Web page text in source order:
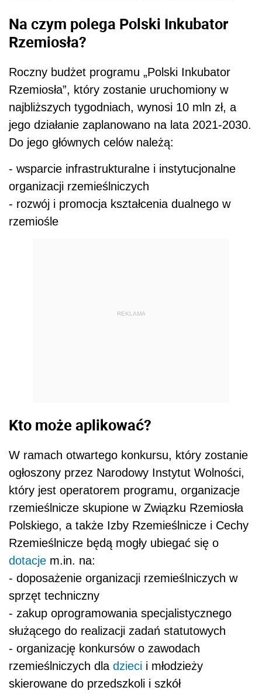
Na czym polega Polski Inkubator
Rzemiosła?
Roczny budżet programu „Polski Inkubator
Rzemiosła”, który zostanie uruchomiony w
najbliższych tygodniach, wynosi 10 mln zł, a
jego działanie zaplanowano na lata 2021-2030.
Do jego głównych celów należą:
- wsparcie infrastrukturalne i instytucjonalne
organizacji rzemieślniczych
- rozwój i promocja kształcenia dualnego w
rzemiośle
REKLAMA
Kto może aplikować?
W ramach otwartego konkursu, który zostanie
ogłoszony przez Narodowy Instytut Wolności,
który jest operatorem programu, organizacje
rzemieślnicze skupione w Związku Rzemiosła
Polskiego, a także Izby Rzemieślnicze i Cechy
Rzemieślnicze będą mogły ubiegać się o
dotacje m.in. na:
- doposażenie organizacji rzemieślniczych w
sprzęt techniczny
- zakup oprogramowania specjalistycznego
służącego do realizacji zadań statutowych
- organizację konkursów o zawodach
rzemieślniczych dla dzieci i młodzieży
skierowane do przedszkoli i szkół